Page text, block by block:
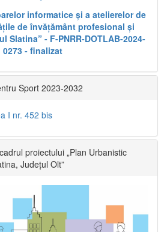
informatice și a atelierelor de
de învățământ profesional și
Slatina” - F-PNRR-DOTLAB-2024-
0273 - finalizat
Sport 2023-2032
I nr. 452 bis
proiectului „Plan Urbanistic
Județul Olt”